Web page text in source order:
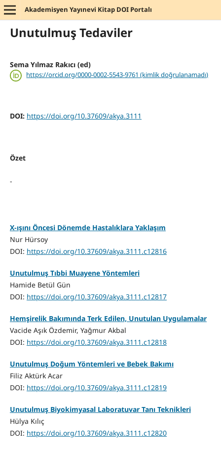
Akademisyen Yayınevi Kitap DOI Portalı
Unutulmuş Tedaviler
Sema Yılmaz Rakıcı (ed)
https://orcid.org/0000-0002-5543-9761 (kimlik doğrulanamadı)
DOI: https://doi.org/10.37609/akya.3111
Özet
-
X-ışını Öncesi Dönemde Hastalıklara Yaklaşım
Nur Hürsoy
DOI: https://doi.org/10.37609/akya.3111.c12816
Unutulmuş Tıbbi Muayene Yöntemleri
Hamide Betül Gün
DOI: https://doi.org/10.37609/akya.3111.c12817
Hemşirelik Bakımında Terk Edilen, Unutulan Uygulamalar
Vacide Aşık Özdemir, Yağmur Akbal
DOI: https://doi.org/10.37609/akya.3111.c12818
Unutulmuş Doğum Yöntemleri ve Bebek Bakımı
Filiz Aktürk Acar
DOI: https://doi.org/10.37609/akya.3111.c12819
Unutulmuş Biyokimyasal Laboratuvar Tanı Teknikleri
Hülya Kılıç
DOI: https://doi.org/10.37609/akya.3111.c12820